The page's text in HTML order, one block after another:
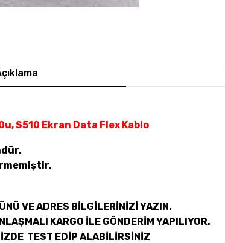
S510 Ekran Data Flex Kablo
VE ADRES BİLGİLERİNİZİ YAZIN.
KARGO İLE GÖNDERİM YAPILIYOR.
TEST EDİP ALABİLİRSİNİZ